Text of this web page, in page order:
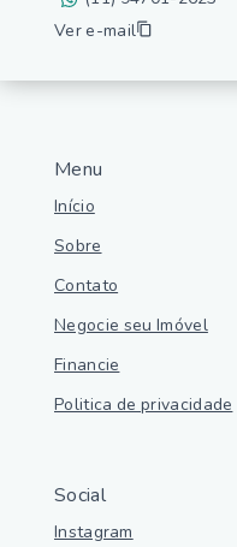
Menu
Início
Sobre
Contato
Negocie seu Imóvel
Financie
Politica de privacidade
Social
Instagram
Ver e-mail